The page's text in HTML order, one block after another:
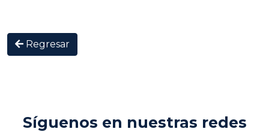
Regresar
Síguenos en nuestras redes